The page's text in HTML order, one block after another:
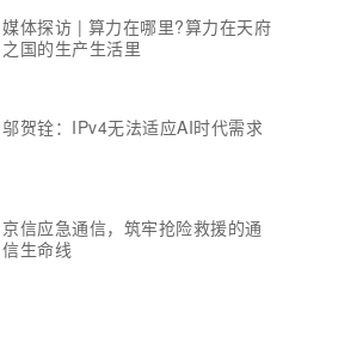
媒体探访 | 算力在哪里?算力在天府
之国的生产生活里
邬贺铨：IPv4无法适应AI时代需求
京信应急通信，筑牢抢险救援的通
信生命线